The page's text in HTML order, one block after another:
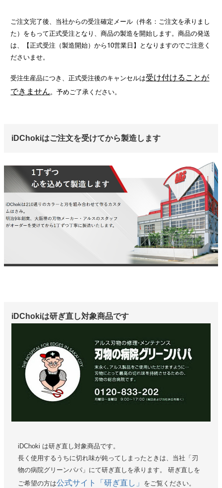
ご注文完了後、当社からの受注確定メール（件名：ご注文を承りまし
た）をもって正式受注となり、商品の製造を開始します。商品の発送
は、【正式受注（製造開始）から10営業日】となりますのでご注意く
ださいませ。
受注生産品につき、正式受注後のキャンセルは受け付けることが
できません。予めご了承ください。
iDChokiはご注文を受けてから製造します
iDChokiは研ぎ直し対象商品です
iDChoki は研ぎ直し対象商品です。
長く使用するうちに切れ味が鈍ってしまったときは、当社「刃
物の病院グリーンパパ」にて研ぎ直しを承ります。 研ぎ直しを
ご希望の方は公式サイト「研ぎ直し」 をご覧ください。